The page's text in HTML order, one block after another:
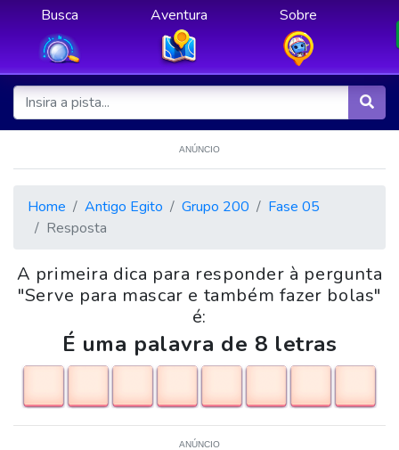
Busca Aventura Sobre
ANÚNCIO
Home Antigo Egito Grupo 200
Fase 05
Resposta
A primeira dica para responder à pergunta
"Serve para mascar e também fazer bolas"
é:
É uma palavra de 8 letras
ANÚNCIO